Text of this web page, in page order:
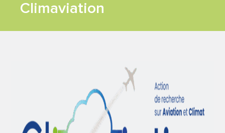
SCIENTIFIQUES
Climaviation